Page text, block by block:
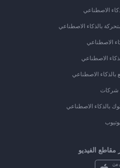
الاصطناعي
بالذكاء الاصطناعي
الاصطناعي
الاصطناعي
بالذكاء الاصطناعي
شركات
بالذكاء الاصطناعي
الفيديو